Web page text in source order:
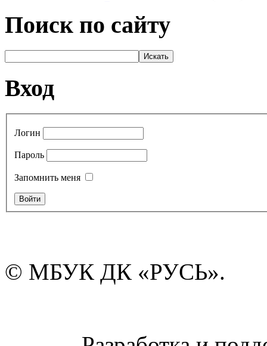
Поиск по сайту
Вход
Логин
Пароль
Запомнить меня
© МБУК ДК «РУСЬ».